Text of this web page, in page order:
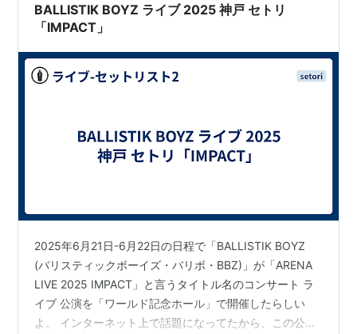
BALLISTIK BOYZ ライブ 2025 神戸 セトリ
「IMPACT」
2025年6月21日-6月22日の日程で「BALLISTIK BOYZ
(バリスティックボーイズ・バリボ・BBZ)」が「ARENA
LIVE 2025 IMPACT」と言うタイトル名のコンサート ラ
イブ 公演を「ワールド記念ホール」で開催したらしい
よ。 インターネット上で話題になってたから、この公演